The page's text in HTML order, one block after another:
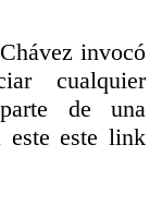
invocó
cualquier
de una
este este link